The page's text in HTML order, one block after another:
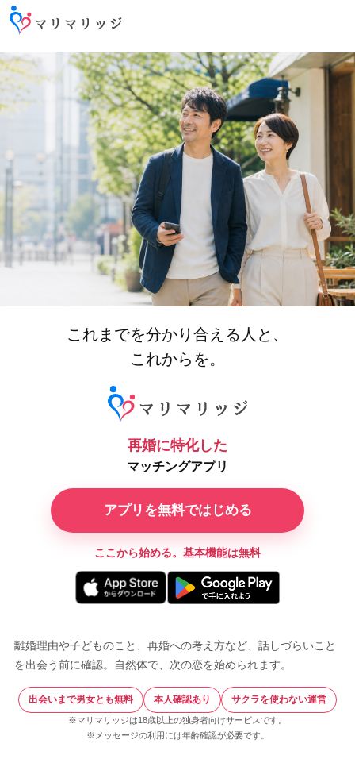
再婚に特化した
マッチングアプリ
アプリを無料ではじめる
ここから始める。基本機能は無料
離婚理由や子どものこと、再婚への考え方など、話しづらいこと
を出会う前に確認。自然体で、次の恋を始められます。
出会いまで男女とも無料 本人確認あり サクラを使わない運営
※マリマリッジは18歳以上の独身者向けサービスです。
※メッセージの利用には年齢確認が必要です。
これまでを分かり合える人と、
これからを。